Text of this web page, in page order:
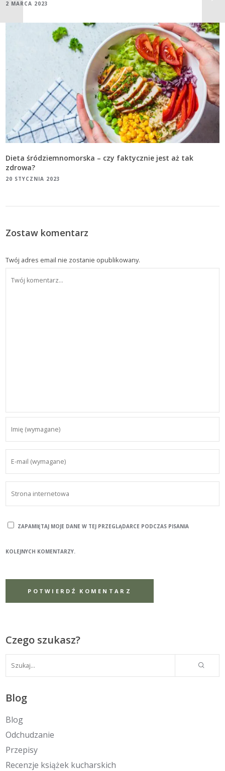
2 MARCA 2023
Dieta śródziemnomorska – czy faktycznie jest aż tak
zdrowa?
20 STYCZNIA 2023
Zostaw komentarz
Twój adres email nie zostanie opublikowany.
ZAPAMIĘTAJ MOJE DANE W TEJ PRZEGLĄDARCE PODCZAS PISANIA
KOLEJNYCH KOMENTARZY.
Czego szukasz?
Blog
Blog
Odchudzanie
Przepisy
Recenzje książek kucharskich